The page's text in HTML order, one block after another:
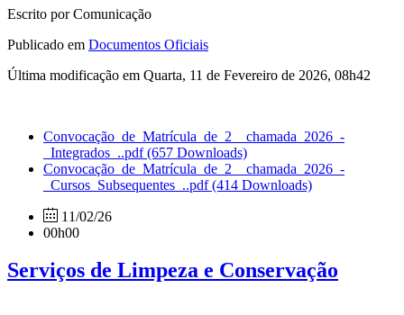
Escrito por Comunicação
Publicado em Documentos Oficiais
Última modificação em Quarta, 11 de Fevereiro de 2026, 08h42
Convocação_de_Matrícula_de_2__chamada_2026_-
_Integrados_..pdf(657 Downloads)
Convocação_de_Matrícula_de_2__chamada_2026_-
_Cursos_Subsequentes_..pdf(414 Downloads)
11/02/26
00h00
Serviços de Limpeza e Conservação